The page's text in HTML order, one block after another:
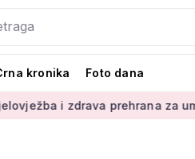
kronika Foto dana
prehrana za umirovljenike